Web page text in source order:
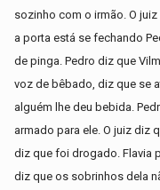
sozinho com o irmão. O
a porta está se fechando
de pinga. Pedro diz que
voz de bêbado, diz que se
alguém lhe deu bebida.
armado para ele. O juiz diz
diz que foi drogado. Flavia
diz que os sobrinhos dela